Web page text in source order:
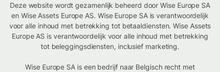
Deze website wordt gezamenlijk beheerd door Wise Europe SA
en Wise Assets Europe AS. Wise Europe SA is verantwoordelijk
voor alle inhoud met betrekking tot betaaldiensten. Wise Assets
Europe AS is verantwoordelijk voor alle inhoud met betrekking
tot beleggingsdiensten, inclusief marketing.
Wise Europe SA is een bedrijf naar Belgisch recht met